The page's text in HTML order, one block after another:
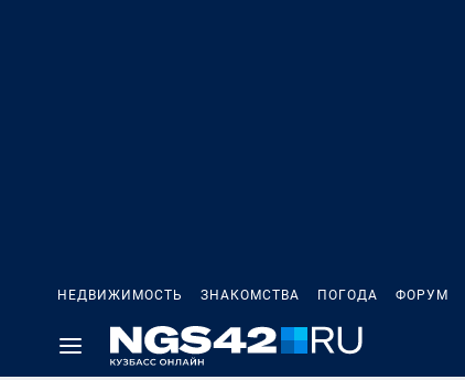
НЕДВИЖИМОСТЬ ЗНАКОМСТВА ПОГОДА ФОРУМ